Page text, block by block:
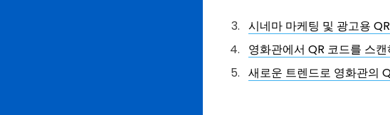
시네마 마케팅 및 광고용
영화관에서 QR 코드를 스
새로운 트렌드로 영화관의